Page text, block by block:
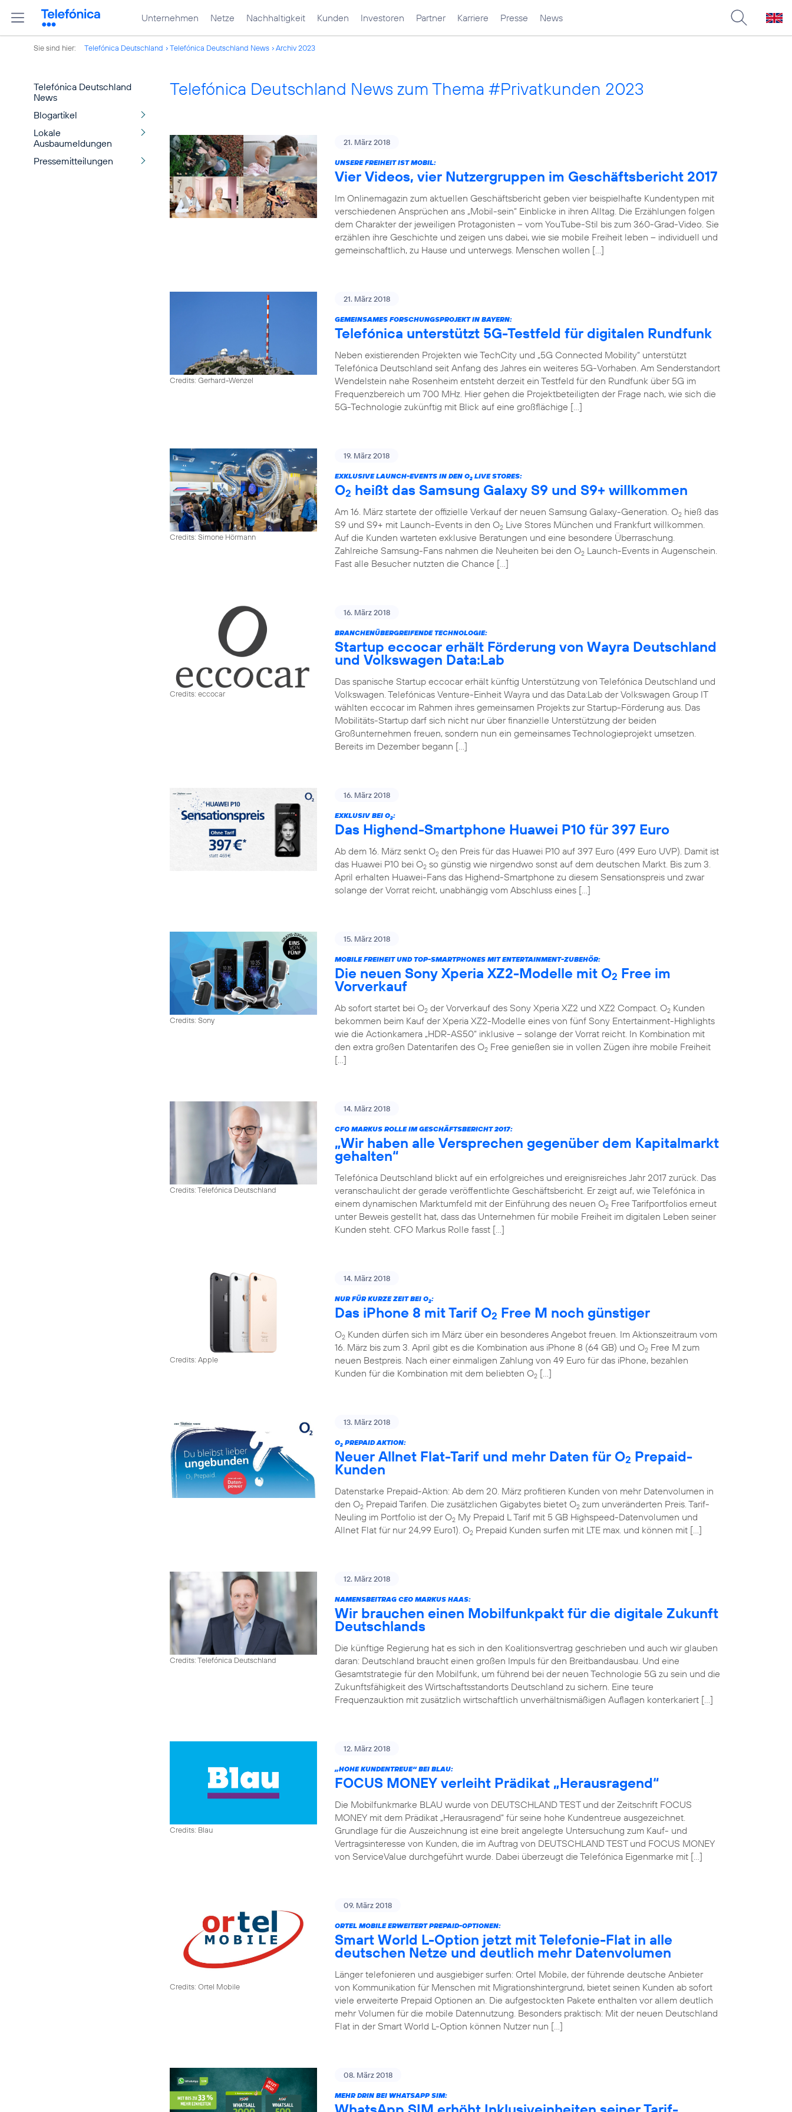
Unternehmen Netze Nachhaltigkeit Kunden Investoren Partner Karriere Presse News
Sie sind hier: Telefónica Deutschland Telefónica Deutschland News Archiv 2023
Telefónica Deutschland
News
Blogartikel
Lokale
Ausbaumeldungen
Pressemitteilungen
Telefónica Deutschland News zum Thema #Privatkunden 2023
21. März 2018
UNSERE FREIHEIT IST MOBIL:
Vier Videos, vier Nutzergruppen im Geschäftsbericht 2017
Im Onlinemagazin zum aktuellen Geschäftsbericht geben vier beispielhafte Kundentypen mit
verschiedenen Ansprüchen ans „Mobil-sein“ Einblicke in ihren Alltag. Die Erzählungen folgen
dem Charakter der jeweiligen Protagonisten – vom YouTube-Stil bis zum 360-Grad-Video. Sie
erzählen ihre Geschichte und zeigen uns dabei, wie sie mobile Freiheit leben – individuell und
gemeinschaftlich, zu Hause und unterwegs. Menschen wollen […]
Credits: Gerhard-Wenzel
21. März 2018
GEMEINSAMES FORSCHUNGSPROJEKT IN BAYERN:
Telefónica unterstützt 5G-Testfeld für digitalen Rundfunk
Neben existierenden Projekten wie TechCity und „5G Connected Mobility“ unterstützt
Telefónica Deutschland seit Anfang des Jahres ein weiteres 5G-Vorhaben. Am Senderstandort
Wendelstein nahe Rosenheim entsteht derzeit ein Testfeld für den Rundfunk über 5G im
Frequenzbereich um 700 MHz. Hier gehen die Projektbeteiligten der Frage nach, wie sich die
5G-Technologie zukünftig mit Blick auf eine großflächige […]
Credits: Simone Hörmann
19. März 2018
EXKLUSIVE LAUNCH-EVENTS IN DEN O2 LIVE STORES:
O2 heißt das Samsung Galaxy S9 und S9+ willkommen
Am 16. März startete der offizielle Verkauf der neuen Samsung Galaxy-Generation. O2 hieß das
S9 und S9+ mit Launch-Events in den O2 Live Stores München und Frankfurt willkommen.
Auf die Kunden warteten exklusive Beratungen und eine besondere Überraschung.
Zahlreiche Samsung-Fans nahmen die Neuheiten bei den O2 Launch-Events in Augenschein.
Fast alle Besucher nutzten die Chance […]
Credits: eccocar
16. März 2018
BRANCHENÜBERGREIFENDE TECHNOLOGIE:
Startup eccocar erhält Förderung von Wayra Deutschland
und Volkswagen Data:Lab
Das spanische Startup eccocar erhält künftig Unterstützung von Telefónica Deutschland und
Volkswagen. Telefónicas Venture-Einheit Wayra und das Data:Lab der Volkswagen Group IT
wählten eccocar im Rahmen ihres gemeinsamen Projekts zur Startup-Förderung aus. Das
Mobilitäts-Startup darf sich nicht nur über finanzielle Unterstützung der beiden
Großunternehmen freuen, sondern nun ein gemeinsames Technologieprojekt umsetzen.
Bereits im Dezember begann […]
16. März 2018
EXKLUSIV BEI O2:
Das Highend-Smartphone Huawei P10 für 397 Euro
Ab dem 16. März senkt O2 den Preis für das Huawei P10 auf 397 Euro (499 Euro UVP). Damit ist
das Huawei P10 bei O2 so günstig wie nirgendwo sonst auf dem deutschen Markt. Bis zum 3.
April erhalten Huawei-Fans das Highend-Smartphone zu diesem Sensationspreis und zwar
solange der Vorrat reicht, unabhängig vom Abschluss eines […]
Credits: Sony
15. März 2018
MOBILE FREIHEIT UND TOP-SMARTPHONES MIT ENTERTAINMENT-ZUBEHÖR:
Die neuen Sony Xperia XZ2-Modelle mit O2 Free im
Vorverkauf
Ab sofort startet bei O2 der Vorverkauf des Sony Xperia XZ2 und XZ2 Compact. O2 Kunden
bekommen beim Kauf der Xperia XZ2-Modelle eines von fünf Sony Entertainment-Highlights
wie die Actionkamera „HDR-AS50“ inklusive – solange der Vorrat reicht. In Kombination mit
den extra großen Datentarifen des O2 Free genießen sie in vollen Zügen ihre mobile Freiheit
[…]
Credits: Telefónica Deutschland
14. März 2018
CFO MARKUS ROLLE IM GESCHÄFTSBERICHT 2017:
„Wir haben alle Versprechen gegenüber dem Kapitalmarkt
gehalten“
Telefónica Deutschland blickt auf ein erfolgreiches und ereignisreiches Jahr 2017 zurück. Das
veranschaulicht der gerade veröffentlichte Geschäftsbericht. Er zeigt auf, wie Telefónica in
einem dynamischen Marktumfeld mit der Einführung des neuen O2 Free Tarifportfolios erneut
unter Beweis gestellt hat, dass das Unternehmen für mobile Freiheit im digitalen Leben seiner
Kunden steht. CFO Markus Rolle fasst […]
Credits: Apple
14. März 2018
NUR FÜR KURZE ZEIT BEI O2:
Das iPhone 8 mit Tarif O2 Free M noch günstiger
O2 Kunden dürfen sich im März über ein besonderes Angebot freuen. Im Aktionszeitraum vom
16. März bis zum 3. April gibt es die Kombination aus iPhone 8 (64 GB) und O2 Free M zum
neuen Bestpreis. Nach einer einmaligen Zahlung von 49 Euro für das iPhone, bezahlen
Kunden für die Kombination mit dem beliebten O2 […]
13. März 2018
O2 PREPAID AKTION:
Neuer Allnet Flat-Tarif und mehr Daten für O2 Prepaid-
Kunden
Datenstarke Prepaid-Aktion: Ab dem 20. März profitieren Kunden von mehr Datenvolumen in
den O2 Prepaid Tarifen. Die zusätzlichen Gigabytes bietet O2 zum unveränderten Preis. Tarif-
Neuling im Portfolio ist der O2 My Prepaid L Tarif mit 5 GB Highspeed-Datenvolumen und
Allnet Flat für nur 24,99 Euro1). O2 Prepaid Kunden surfen mit LTE max. und können mit […]
Credits: Telefónica Deutschland
12. März 2018
NAMENSBEITRAG CEO MARKUS HAAS:
Wir brauchen einen Mobilfunkpakt für die digitale Zukunft
Deutschlands
Die künftige Regierung hat es sich in den Koalitionsvertrag geschrieben und auch wir glauben
daran: Deutschland braucht einen großen Impuls für den Breitbandausbau. Und eine
Gesamtstrategie für den Mobilfunk, um führend bei der neuen Technologie 5G zu sein und die
Zukunftsfähigkeit des Wirtschaftsstandorts Deutschland zu sichern. Eine teure
Frequenzauktion mit zusätzlich wirtschaftlich unverhältnismäßigen Auflagen konterkariert […]
Credits: Blau
12. März 2018
„HOHE KUNDENTREUE“ BEI BLAU:
FOCUS MONEY verleiht Prädikat „Herausragend“
Die Mobilfunkmarke BLAU wurde von DEUTSCHLAND TEST und der Zeitschrift FOCUS
MONEY mit dem Prädikat „Herausragend“ für seine hohe Kundentreue ausgezeichnet.
Grundlage für die Auszeichnung ist eine breit angelegte Untersuchung zum Kauf- und
Vertragsinteresse von Kunden, die im Auftrag von DEUTSCHLAND TEST und FOCUS MONEY
von ServiceValue durchgeführt wurde. Dabei überzeugt die Telefónica Eigenmarke mit […]
Credits: Ortel Mobile
09. März 2018
ORTEL MOBILE ERWEITERT PREPAID-OPTIONEN:
Smart World L-Option jetzt mit Telefonie-Flat in alle
deutschen Netze und deutlich mehr Datenvolumen
Länger telefonieren und ausgiebiger surfen: Ortel Mobile, der führende deutsche Anbieter
von Kommunikation für Menschen mit Migrationshintergrund, bietet seinen Kunden ab sofort
viele erweiterte Prepaid Optionen an. Die aufgestockten Pakete enthalten vor allem deutlich
mehr Volumen für die mobile Datennutzung. Besonders praktisch: Mit der neuen Deutschland
Flat in der Smart World L-Option können Nutzer nun […]
08. März 2018
MEHR DRIN BEI WHATSAPP SIM: